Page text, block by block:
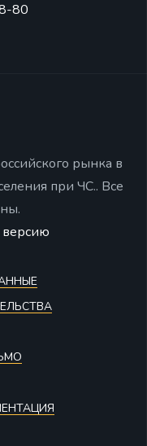
80
рынка в
при ЧС.. Все
версию